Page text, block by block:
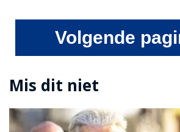
Volgende
Mis dit niet